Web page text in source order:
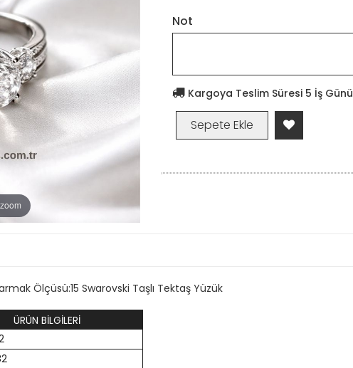
Not
Kargoya Teslim Süresi 5 İş Günü
Ölçüsü:15 Swarovski Taşlı Tektaş Yüzük
ÜRÜN BİLGİLERİ